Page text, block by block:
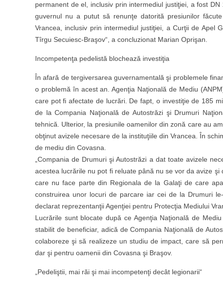
permanent de el, inclusiv prin intermediul justiţiei, a fost
guvernul nu a putut să renunţe datorită presiunilor
Vrancea, inclusiv prin intermediul justiţiei, a Curţii de Apel
Tîrgu Secuiesc-Braşov“, a concluzionat Marian Oprişan.
Incompetenţa pedelistă blochează investiţia
În afară de tergiversarea guvernamentală şi problemele
o problemă în acest an. Agenţia Naţională de Mediu
care pot fi afectate de lucrări. De fapt, o investiţie de 185
de la Compania Naţională de Autostrăzi şi Drumuri
tehnică. Ulterior, la presiunile oamenilor din zonă care au
obţinut avizele necesare de la instituţiile din Vrancea. În
de mediu din Covasna.
„Compania de Drumuri şi Autostrăzi a dat toate avizele
acestea lucrările nu pot fi reluate până nu se vor da avize
care nu face parte din Regionala de la Galaţi de care
construirea unor locuri de parcare iar cei de la Drumuri
declarat reprezentanţii Agenţiei pentru Protecţia Mediului
Lucrările sunt blocate după ce Agenţia Naţională de
stabilit de beneficiar, adică de Compania Naţională de
colaboreze şi să realizeze un studiu de impact, care să
dar şi pentru oamenii din Covasna şi Braşov.
„Pedeliştii, mai răi şi mai incompetenţi decât legionarii“